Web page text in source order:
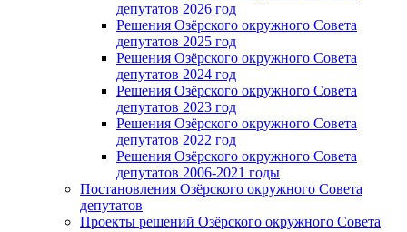
депутатов 2026 год
Решения Озёрского окружного Совета
депутатов 2025 год
Решения Озёрского окружного Совета
депутатов 2024 год
Решения Озёрского окружного Совета
депутатов 2023 год
Решения Озёрского окружного Совета
депутатов 2022 год
Решения Озёрского окружного Совета
депутатов 2006-2021 годы
Постановления Озёрского окружного Совета
депутатов
Проекты решений Озёрского окружного Совета